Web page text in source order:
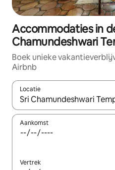
Accommodaties in
Chamundeshwari
Boek unieke
Airbnb
Locatie
Wanneer er resultaten
Aankomst
Vertrek